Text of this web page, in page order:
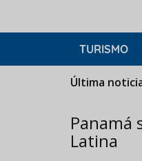
TURISMO
Última
Panamá
Latina